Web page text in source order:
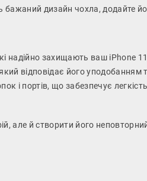
дизайн чохла, додайте
надійно захищають ваш iPhone
відповідає його уподобанням
і портів, що забезпечує
але й створити його